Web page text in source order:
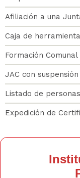
Afiliación a una
Caja de
Formación Comunal
JAC con suspensión
Listado de
Expedición de